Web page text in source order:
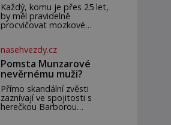
Každý, komu je přes 25 let,
by měl pravidelně
procvičovat mozkové
paměť. Možná máte
problém vzpomenout si na
jméno kolegy z práce.
Nebo marně v paměti
lovíte název knížky, kterou
jste nedávno přečetli. Je to
opravdu tak, s věkem jako
nasehvezdy.cz
Pomsta Munzarové
nevěrnému muži?
Přímo skandální zvěsti
zaznívají ve spojitosti s
herečkou Barborou